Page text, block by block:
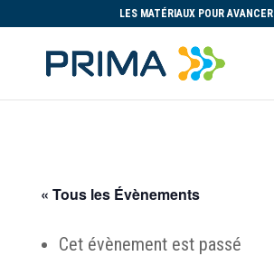
LES MATÉRIAUX POUR AVANCER
« Tous les Évènements
Cet évènement est passé